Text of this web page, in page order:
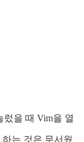
렀을 때 Vim을 열
하는 것은 무서웠